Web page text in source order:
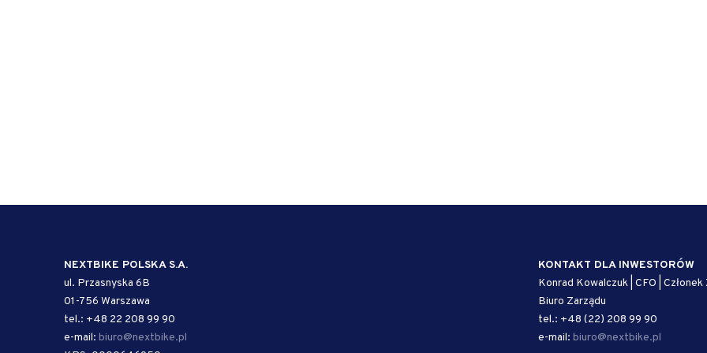
NEXTBIKE POLSKA S.A.
ul. Przasnyska 6B
01-756 Warszawa
tel.: +48 22 208 99 90
e-mail: biuro@nextbike.pl
KONTAKT DLA INWESTORÓW
Konrad Kowalczuk | CFO | Członek
Biuro Zarządu
tel.: +48 (22) 208 99 90
e-mail: biuro@nextbike.pl